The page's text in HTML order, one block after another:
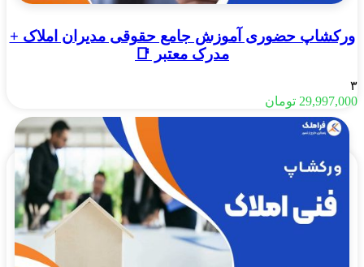
ورکشاپ حضوری آموزش جامع حقوقی مدیران املاک +
مدرک معتبر 📑
۳
29,997,000 تومان